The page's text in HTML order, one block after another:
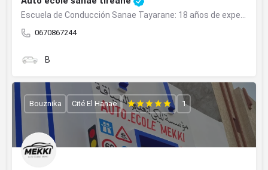
0670867244
B
Bouznika Cité El Hanae 1